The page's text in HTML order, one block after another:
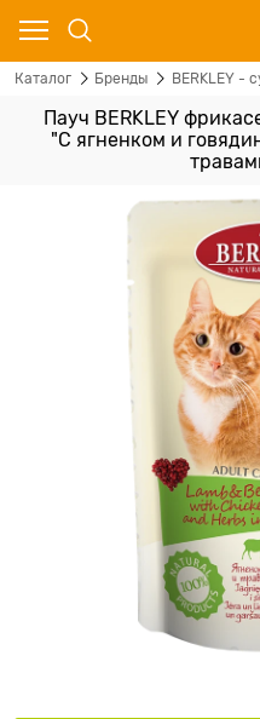
Каталог Бренды BERKLEY -
Пауч BERKLEY
"С ягненком и